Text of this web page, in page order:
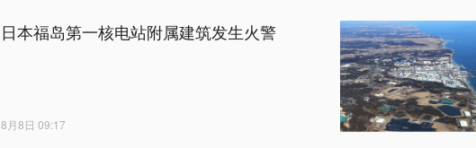
日本福岛第一核电站附属建筑发生火警
8月8日 09:17